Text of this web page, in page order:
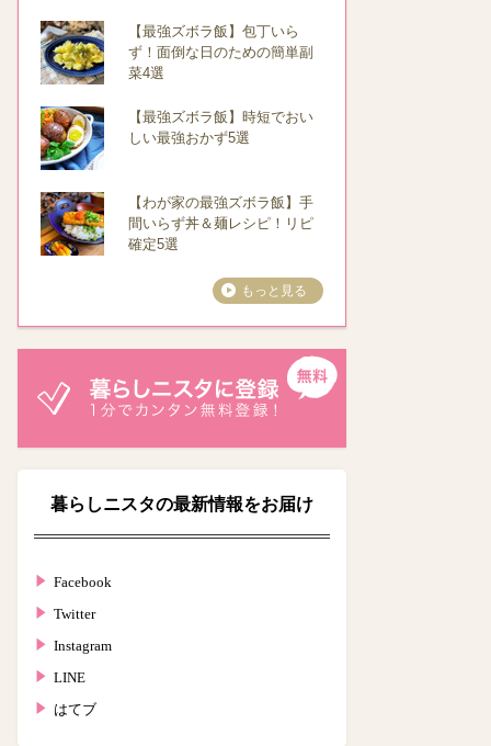
【最強ズボラ飯】包丁いら
ず！面倒な日のための簡単副
菜4選
【最強ズボラ飯】時短でおい
しい最強おかず5選
【わが家の最強ズボラ飯】手
間いらず丼＆麺レシピ！リピ
確定5選
もっと見る
暮らしニスタの最新情報をお届け
Facebook
Twitter
Instagram
LINE
はてブ